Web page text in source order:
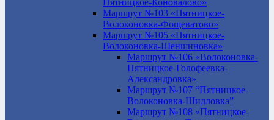
Пятницкое-Коновалово»
Маршрут №103 «Пятницкое-
Волоконовка-Фощеватово»
Маршрут №105 «Пятницкое-
Волоконовка-Шеншиновка»
Маршрут №106 «Волоконовка-
Пятницкое-Голофеевка-
Александровка»
Маршрут №107 “Пятницкое-
Волоконовка-Шидловка”
Маршрут №108 «Пятницкое-